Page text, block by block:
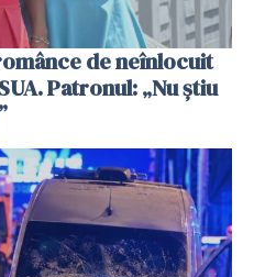
de neînlocuit
Patronul: „Nu știu